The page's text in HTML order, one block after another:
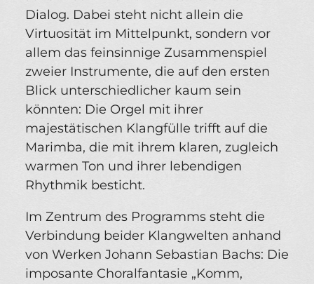
Dialog. Dabei steht nicht allein die
Virtuosität im Mittelpunkt, sondern vor
allem das feinsinnige Zusammenspiel
zweier Instrumente, die auf den ersten
Blick unterschiedlicher kaum sein
könnten: Die Orgel mit ihrer
majestätischen Klangfülle trifft auf die
Marimba, die mit ihrem klaren, zugleich
warmen Ton und ihrer lebendigen
Rhythmik besticht.
Im Zentrum des Programms steht die
Verbindung beider Klangwelten anhand
von Werken Johann Sebastian Bachs: Die
imposante Choralfantasie „Komm,